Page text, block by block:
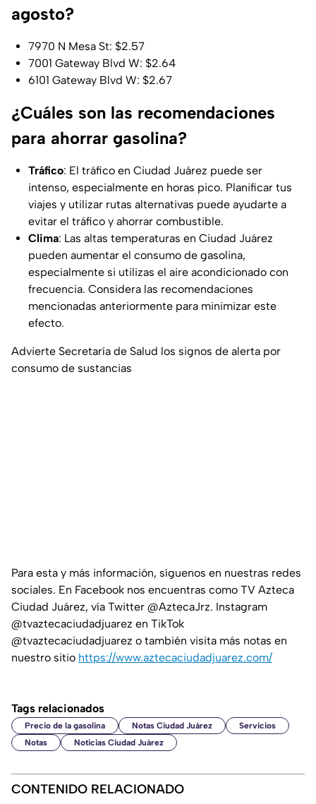
agosto?
7970 N Mesa St: $2.57
7001 Gateway Blvd W: $2.64
6101 Gateway Blvd W: $2.67
¿Cuáles son las recomendaciones
para ahorrar gasolina?
Tráfico: El tráfico en Ciudad Juárez puede ser
intenso, especialmente en horas pico. Planificar tus
viajes y utilizar rutas alternativas puede ayudarte a
evitar el tráfico y ahorrar combustible.
Clima: Las altas temperaturas en Ciudad Juárez
pueden aumentar el consumo de gasolina,
especialmente si utilizas el aire acondicionado con
frecuencia. Considera las recomendaciones
mencionadas anteriormente para minimizar este
efecto.
Advierte Secretaría de Salud los signos de alerta por
consumo de sustancias
Para esta y más información, síguenos en nuestras redes
sociales. En Facebook nos encuentras como TV Azteca
Ciudad Juárez, vía Twitter @AztecaJrz. Instagram
@tvaztecaciudadjuarez en TikTok
@tvaztecaciudadjuarez o también visita más notas en
nuestro sitio https://www.aztecaciudadjuarez.com/
Tags relacionados
Precio de la gasolina Notas Ciudad Juárez
Servicios
Notas
Noticias Ciudad Juárez
CONTENIDO RELACIONADO